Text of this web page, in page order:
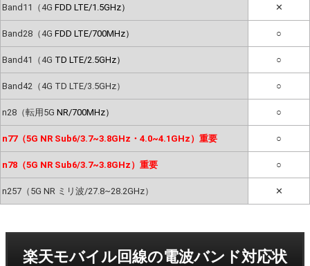
Band11（4G FDD LTE/1.5GHz） ✕
Band28（4G FDD LTE/700MHz） ○
Band41（4G TD LTE/2.5GHz） ○
Band42（4G TD LTE/3.5GHz） ○
n28（転用5G NR/700MHz） ○
n77（5G NR Sub6/3.7~3.8GHz・4.0~4.1GHz）重要 ○
n78（5G NR Sub6/3.7~3.8GHz）重要 ○
n257（5G NR ミリ波/27.8~28.2GHz） ✕
楽天モバイル回線の電波バンド対応状